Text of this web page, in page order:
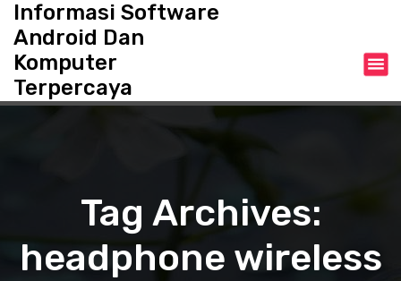
o
Informasi Software
Android Dan
Komputer
Terpercaya
Tag Archives:
headphone wireless